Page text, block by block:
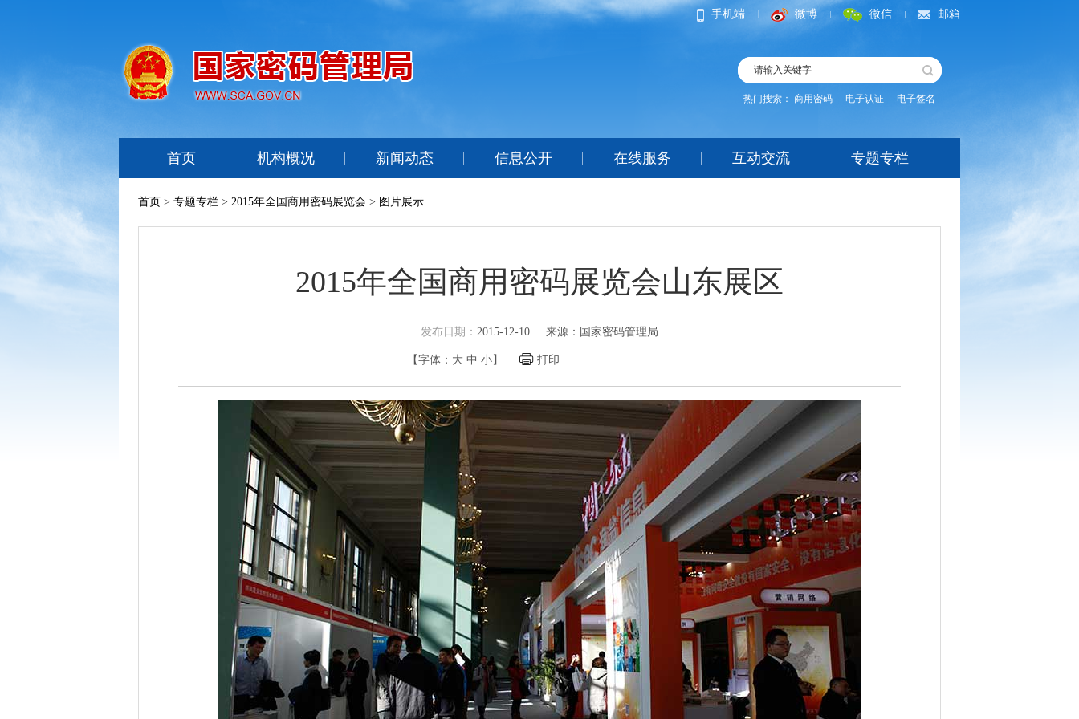
手机端 微博 微信 邮箱
热门搜索： 商用密码 电子认证 电子签名
首页 机构概况 新闻动态 信息公开 在线服务 互动交流 专题专栏
首页 > 专题专栏 > 2015年全国商用密码展览会 > 图片展示
2015年全国商用密码展览会山东展区
发布日期： 2015-12-10 来源：国家密码管理局
【字体： 大 中 小】 打印